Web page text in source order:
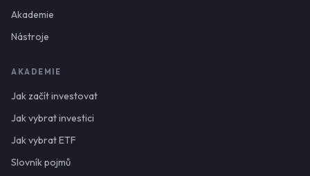
Akademie
Nástroje
AKADEMIE
Jak začít investovat
Jak vybrat investici
Jak vybrat ETF
Slovník pojmů